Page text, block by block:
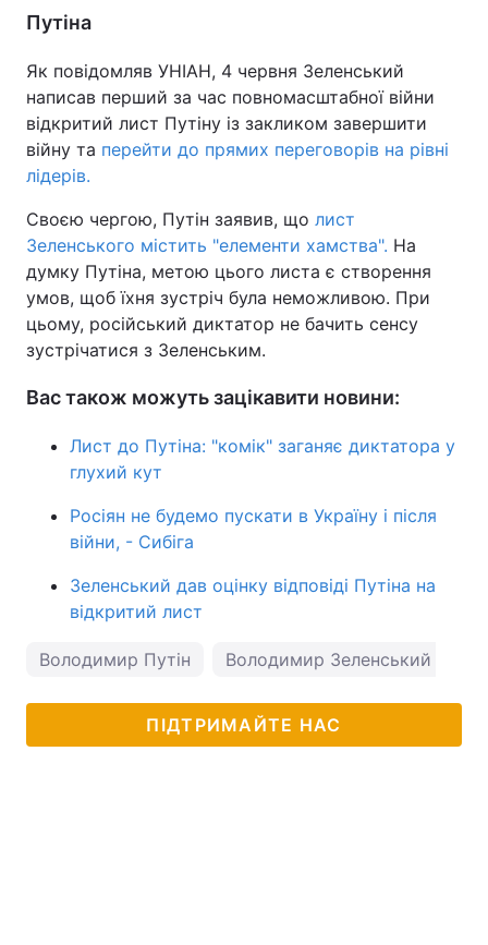
Путіна
Як повідомляв УНІАН, 4 червня Зеленський
написав перший за час повномасштабної війни
відкритий лист Путіну із закликом завершити
війну та перейти до прямих переговорів на рівні
лідерів.
Своєю чергою, Путін заявив, що лист
Зеленського містить "елементи хамства". На
думку Путіна, метою цього листа є створення
умов, щоб їхня зустріч була неможливою. При
цьому, російський диктатор не бачить сенсу
зустрічатися з Зеленським.
Вас також можуть зацікавити новини:
Лист до Путіна: "комік" заганяє диктатора у
глухий кут
Росіян не будемо пускати в Україну і після
війни, - Сибіга
Зеленський дав оцінку відповіді Путіна на
відкритий лист
Володимир Путін Володимир Зеленський
ПІДТРИМАЙТЕ НАС